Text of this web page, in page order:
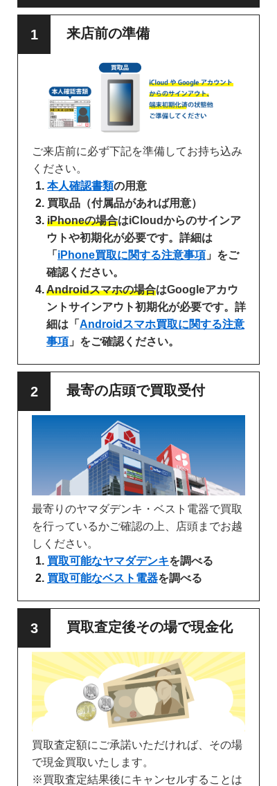
来店前の準備
ご来店前に必ず下記を準備してお持ち込み
ください。
本人確認書類の用意
買取品（付属品があれば用意）
iPhoneの場合はiCloudからのサインア
ウトや初期化が必要です。詳細は
「 iPhone買取に関する注意事項 」をご
確認ください。
Androidスマホの場合はGoogleアカウ
ントサインアウト初期化が必要です。詳
細は「 Androidスマホ買取に関する注意
事項 」をご確認ください。
最寄の店頭で買取受付
最寄りのヤマダデンキ・ベスト電器で買取
を行っているかご確認の上、店頭までお越
しください。
買取可能なヤマダデンキを調べる
買取可能なベスト電器を調べる
買取査定後その場で現金化
買取査定額にご承諾いただければ、その場
で現金買取いたします。
※買取査定結果後にキャンセルすることは